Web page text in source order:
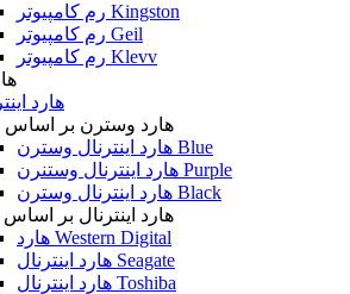
رم کامپیوتر Kingston
رم کامپیوتر Geil
رم کامپیوتر Klevv
هارد
هارد وسترن بر اساس
هارد اینترنال وسترن Blue
هارد اینترنال وستنرن Purple
هارد اینترنال وسترن Black
هارد اینترنال بر اساس
هارد Western Digital
هارد اینترنال Seagate
هارد اینترنال Toshiba